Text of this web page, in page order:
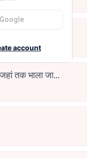
Of India
तक भाला जाए:
account